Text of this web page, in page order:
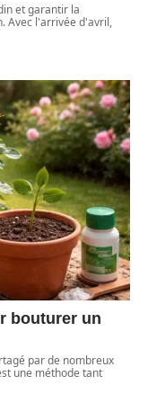
et garantir la
Avec l'arrivée d'avril,
bouturer un
par de nombreux
une méthode tant